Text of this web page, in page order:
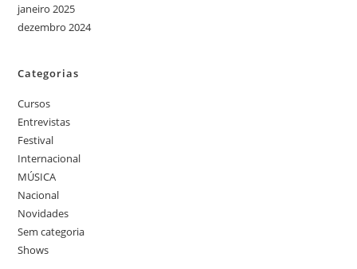
janeiro 2025
dezembro 2024
Categorias
Cursos
Entrevistas
Festival
Internacional
MÚSICA
Nacional
Novidades
Sem categoria
Shows